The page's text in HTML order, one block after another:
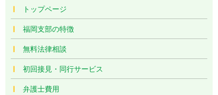
トップページ
福岡支部の特徴
無料法律相談
初回接見・同行サービス
弁護士費用